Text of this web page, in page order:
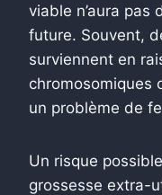
viable n’aura pas
future. Souvent,
surviennent en
chromosomiques
un problème de
Un risque
grossesse extra-